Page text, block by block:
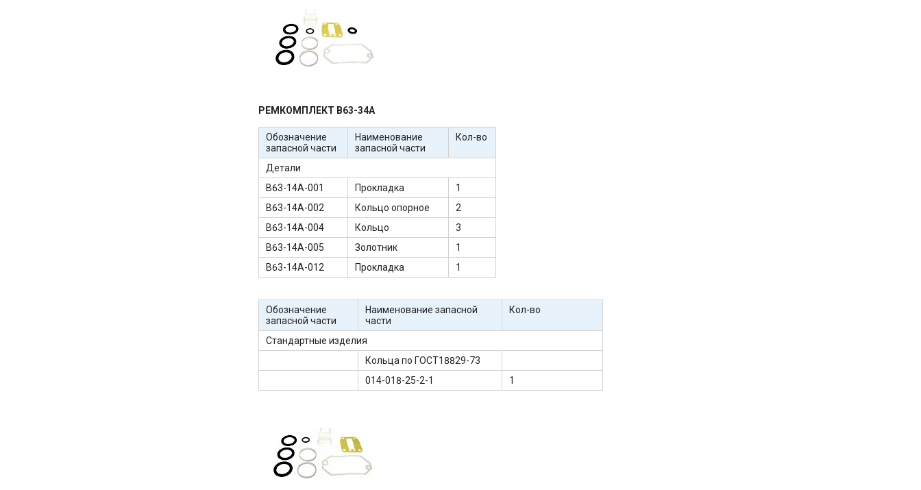
РЕМКОМПЛЕКТ В63-34А
Обозначение
запасной части
Наименование
запасной части
Кол-во
Детали
В63-14А-001
Прокладка
1
В63-14А-002
Кольцо опорное
2
В63-14А-004
Кольцо
3
В63-14А-005
Золотник
1
В63-14А-012
Прокладка 1
Обозначение
запасной части
Наименование запасной
части
Кол-во
Стандартные изделия
Кольца по ГОСТ18829-73
014-018-25-2-1
1